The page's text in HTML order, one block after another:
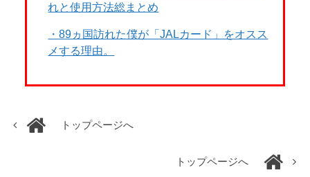
れと使用方法総まとめ
・89ヵ国訪れた僕が「JALカード」をオスス
メする理由。
トップページへ
トップページへ